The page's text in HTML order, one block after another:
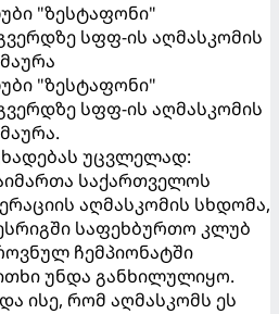
"ზესტაფონი"
სფფ-ის აღმასკომის
"ზესტაფონი"
სფფ-ის აღმასკომის
უცვლელად:
საქართველოს
აღმასკომის სხდომა,
საფეხბურთო კლუბ
ჩემპიონატში
უნდა განხილულიყო.
ისე, რომ აღმასკომს ეს